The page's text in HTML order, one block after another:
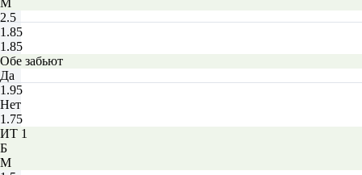
М
2.5
1.85
1.85
Обе забьют
Да
1.95
Нет
1.75
ИТ 1
Б
М